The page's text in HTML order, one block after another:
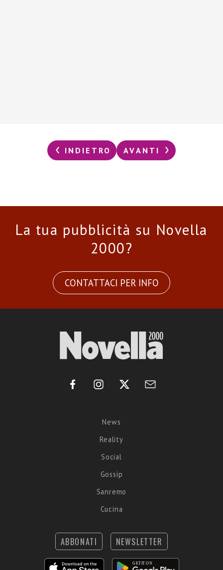
INDIETRO AVANTI
La tua pubblicità su Novella
2000?
CONTATTACI PER INFO
News
Reality
Social
Gossip
Sanremo
Cucina
ABBONATI NEWSLETTER